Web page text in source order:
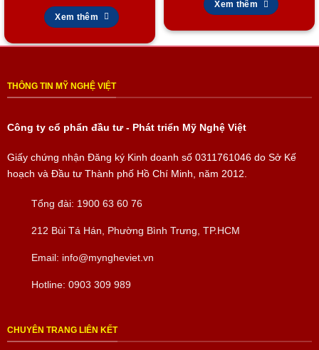
Chúng tôi cam kết:
Chất liệu cao cấp, bền đẹp theo thời gian
Tư vấn tận tâm – Giao hàng chuyên nghiệp
Liên hệ ngay hôm nayđể được tư vấn chi tiết và lựa chọn sản
Xem thêm
Xem thêm
THÔNG TIN MỸ NGHỆ VIỆT
Công ty cổ phẩn đầu tư - Phát triển Mỹ Nghệ Việt
Giấy chứng nhận Đăng ký Kinh doanh số 0311761046 do Sở Kế
hoạch và Đầu tư Thành phố Hồ Chí Minh, năm 2012.
Tổng đài: 1900 63 60 76
212 Bùi Tá Hán, Phường Bình Trưng, TP.HCM
Email: info@myngheviet.vn
Hotline:0903 309 989
CHUYÊN TRANG LIÊN KẾT